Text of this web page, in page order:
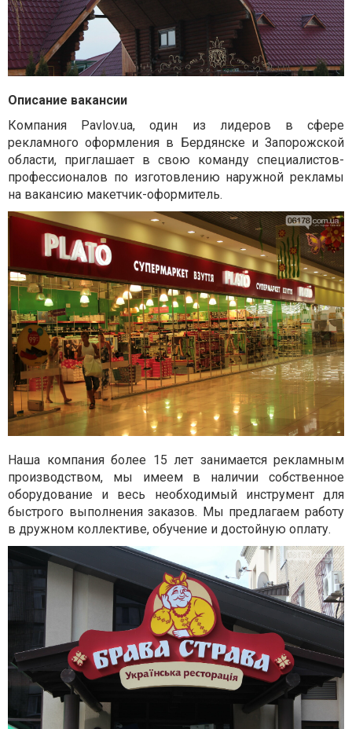
Описание вакансии
Компания Pavlov.ua, один из лидеров в сфере
рекламного оформления в Бердянске и Запорожской
области, приглашает в свою команду специалистов-
профессионалов по изготовлению наружной рекламы
на вакансию макетчик-оформитель.
Наша компания более 15 лет занимается рекламным
производством, мы имеем в наличии собственное
оборудование и весь необходимый инструмент для
быстрого выполнения заказов. Мы предлагаем работу
в дружном коллективе, обучение и достойную оплату.